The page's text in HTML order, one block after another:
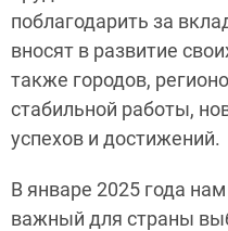
поблагодарить за
вносят в развитие
также городов,
стабильной работы,
успехов и достижений.
В январе 2025 года
важный для страны